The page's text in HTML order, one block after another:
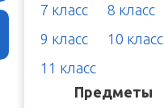
7 класс
8 класс
9 класс
10 класс
11 класс
Предметы